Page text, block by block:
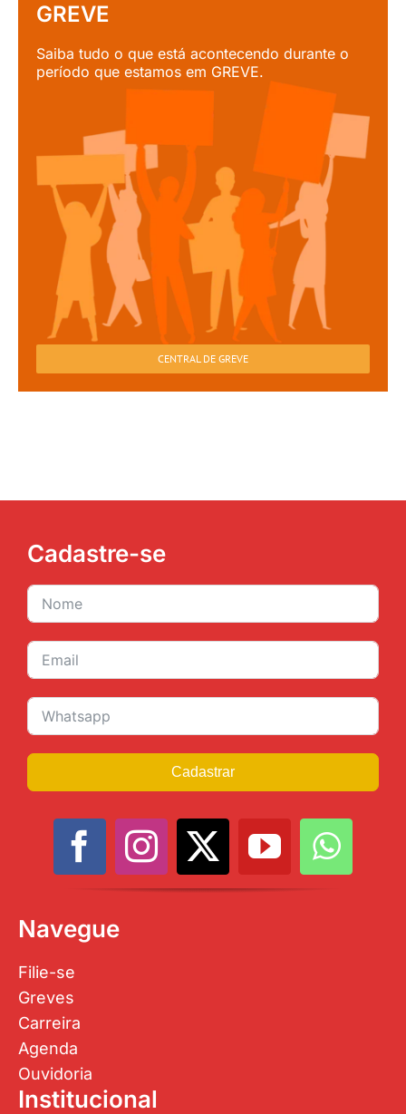
GREVE
Saiba tudo o que está acontecendo durante o
período que estamos em GREVE.
CENTRAL DE GREVE
Cadastre-se
Cadastrar
Navegue
Filie-se
Greves
Carreira
Agenda
Ouvidoria
Institucional